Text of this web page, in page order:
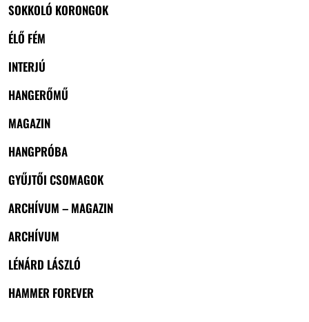
SOKKOLÓ KORONGOK
ÉLŐ FÉM
INTERJÚ
HANGERŐMŰ
MAGAZIN
HANGPRÓBA
GYŰJTŐI CSOMAGOK
ARCHÍVUM – MAGAZIN
ARCHÍVUM
LÉNÁRD LÁSZLÓ
HAMMER FOREVER